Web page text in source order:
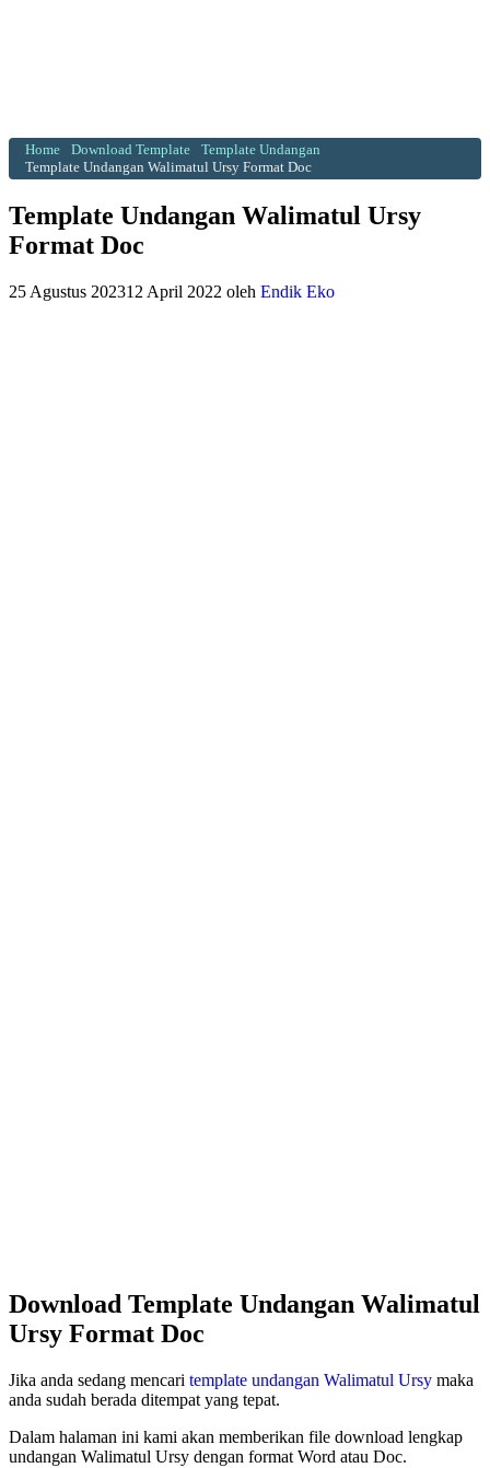
Home Download Template
Template Undangan
Template Undangan Walimatul Ursy Format Doc
Template Undangan Walimatul Ursy
Format Doc
25 Agustus 202312 April 2022 oleh Endik Eko
Download Template Undangan Walimatul
Ursy Format Doc
Jika anda sedang mencari template undangan Walimatul Ursy maka
anda sudah berada ditempat yang tepat.
Dalam halaman ini kami akan memberikan file download lengkap
undangan Walimatul Ursy dengan format Word atau Doc.